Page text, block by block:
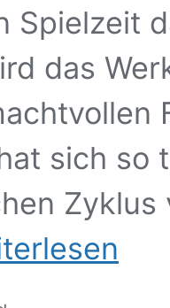
Spielzeit
das
sich